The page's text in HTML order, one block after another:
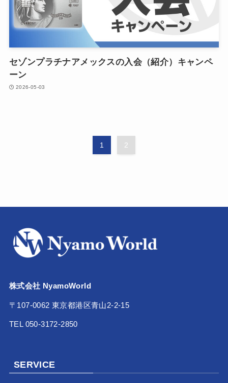
セゾンプラチナアメックスの入会（紹介）キャンペ
ーン
2026-05-03
1 2
株式会社 NyamoWorld
〒107-0062 東京都港区青山2-2-15
TEL 050-3172-2850
SERVICE